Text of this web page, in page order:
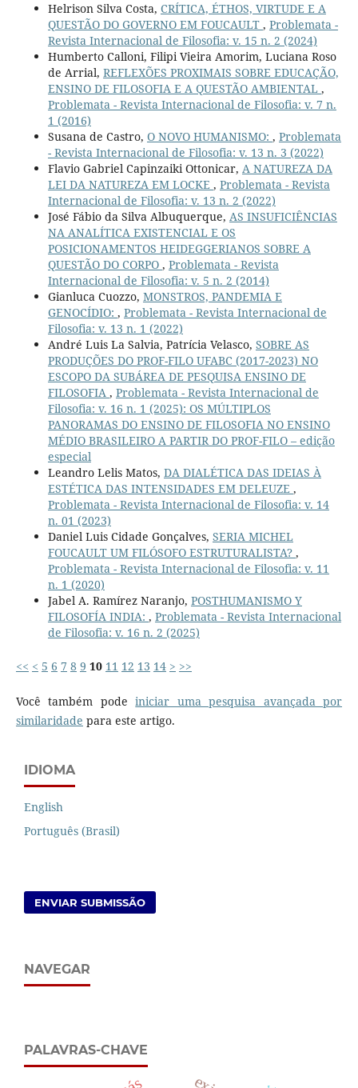
Helrison Silva Costa, CRÍTICA, ÉTHOS, VIRTUDE E A
QUESTÃO DO GOVERNO EM FOUCAULT , Problemata -
Revista Internacional de Filosofia: v. 15 n. 2 (2024)
Humberto Calloni, Filipi Vieira Amorim, Luciana Roso
de Arrial, REFLEXÕES PROXIMAIS SOBRE EDUCAÇÃO,
ENSINO DE FILOSOFIA E A QUESTÃO AMBIENTAL ,
Problemata - Revista Internacional de Filosofia: v. 7 n.
1 (2016)
Susana de Castro, O NOVO HUMANISMO: , Problemata
- Revista Internacional de Filosofia: v. 13 n. 3 (2022)
Flavio Gabriel Capinzaiki Ottonicar, A NATUREZA DA
LEI DA NATUREZA EM LOCKE , Problemata - Revista
Internacional de Filosofia: v. 13 n. 2 (2022)
José Fábio da Silva Albuquerque, AS INSUFICIÊNCIAS
NA ANALÍTICA EXISTENCIAL E OS
POSICIONAMENTOS HEIDEGGERIANOS SOBRE A
QUESTÃO DO CORPO , Problemata - Revista
Internacional de Filosofia: v. 5 n. 2 (2014)
Gianluca Cuozzo, MONSTROS, PANDEMIA E
GENOCÍDIO: , Problemata - Revista Internacional de
Filosofia: v. 13 n. 1 (2022)
André Luis La Salvia, Patrícia Velasco, SOBRE AS
PRODUÇÕES DO PROF-FILO UFABC (2017-2023) NO
ESCOPO DA SUBÁREA DE PESQUISA ENSINO DE
FILOSOFIA , Problemata - Revista Internacional de
Filosofia: v. 16 n. 1 (2025): OS MÚLTIPLOS
PANORAMAS DO ENSINO DE FILOSOFIA NO ENSINO
MÉDIO BRASILEIRO A PARTIR DO PROF-FILO – edição
especial
Leandro Lelis Matos, DA DIALÉTICA DAS IDEIAS À
ESTÉTICA DAS INTENSIDADES EM DELEUZE ,
Problemata - Revista Internacional de Filosofia: v. 14
n. 01 (2023)
Daniel Luis Cidade Gonçalves, SERIA MICHEL
FOUCAULT UM FILÓSOFO ESTRUTURALISTA? ,
Problemata - Revista Internacional de Filosofia: v. 11
n. 1 (2020)
Jabel A. Ramírez Naranjo, POSTHUMANISMO Y
FILOSOFÍA INDIA: , Problemata - Revista Internacional
de Filosofia: v. 16 n. 2 (2025)
<< < 5 6 7 8 9 10 11 12 13 14 > >>
Você também podeiniciar uma pesquisa avançada por
similaridade para este artigo.
IDIOMA
English
Português (Brasil)
ENVIAR SUBMISSÃO
NAVEGAR
PALAVRAS-CHAVE